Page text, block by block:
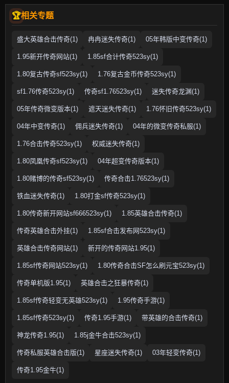
相关专题
盛大英雄合击传奇(1) 冉冉迷失传奇(1) 05年韩版中变传奇(1)
1.95新开传奇网站(1) 1.85sf合计传奇523sy(1)
1.80复古传奇sf523sy(1) 1.76复古金币传奇523sy(1)
sf1.76传奇523sy(1) 传奇sf1.76523sy(1) 迷失传奇龙渊(1)
05年传奇微变版本(1) 遮天迷失传奇(1) 1.76怀旧传奇523sy(1)
04年中变传奇(1) 佣兵迷失传奇(1) 04年的微变传奇私服(1)
1.76合击传奇523sy(1) 权威迷失传奇(1)
1.80凤凰传奇sf523sy(1) 04年超变传奇版本(1)
1.80赌博的传奇sf523sy(1) 传奇合击1.76523sy(1)
铁血迷失传奇(1) 1.80打金sf传奇523sy(1)
1.80传奇新开网站sf666523sy(1) 1.85英雄合击传奇(1)
传奇英雄合击外挂(1) 1.85sf合击发布网523sy(1)
英雄合击传奇网站(1) 新开的传奇网站1.95(1)
1.85sf传奇网站523sy(1) 1.80传奇合击SF怎么刷元宝523sy(1)
传奇单机版1.95(1) 英雄合击之狂暴传奇(1)
1.85sf传奇轻变无英雄523sy(1) 1.95传奇手游(1)
1.85sf传奇523sy(1) 传奇1.95手游(1) 带英雄的合击传奇(1)
神龙传奇1.95(1) 1.85j金牛合击523sy(1)
传奇私服英雄合击版(1) 星座迷失传奇(1) 03年轻变传奇(1)
传奇1.95金牛(1)